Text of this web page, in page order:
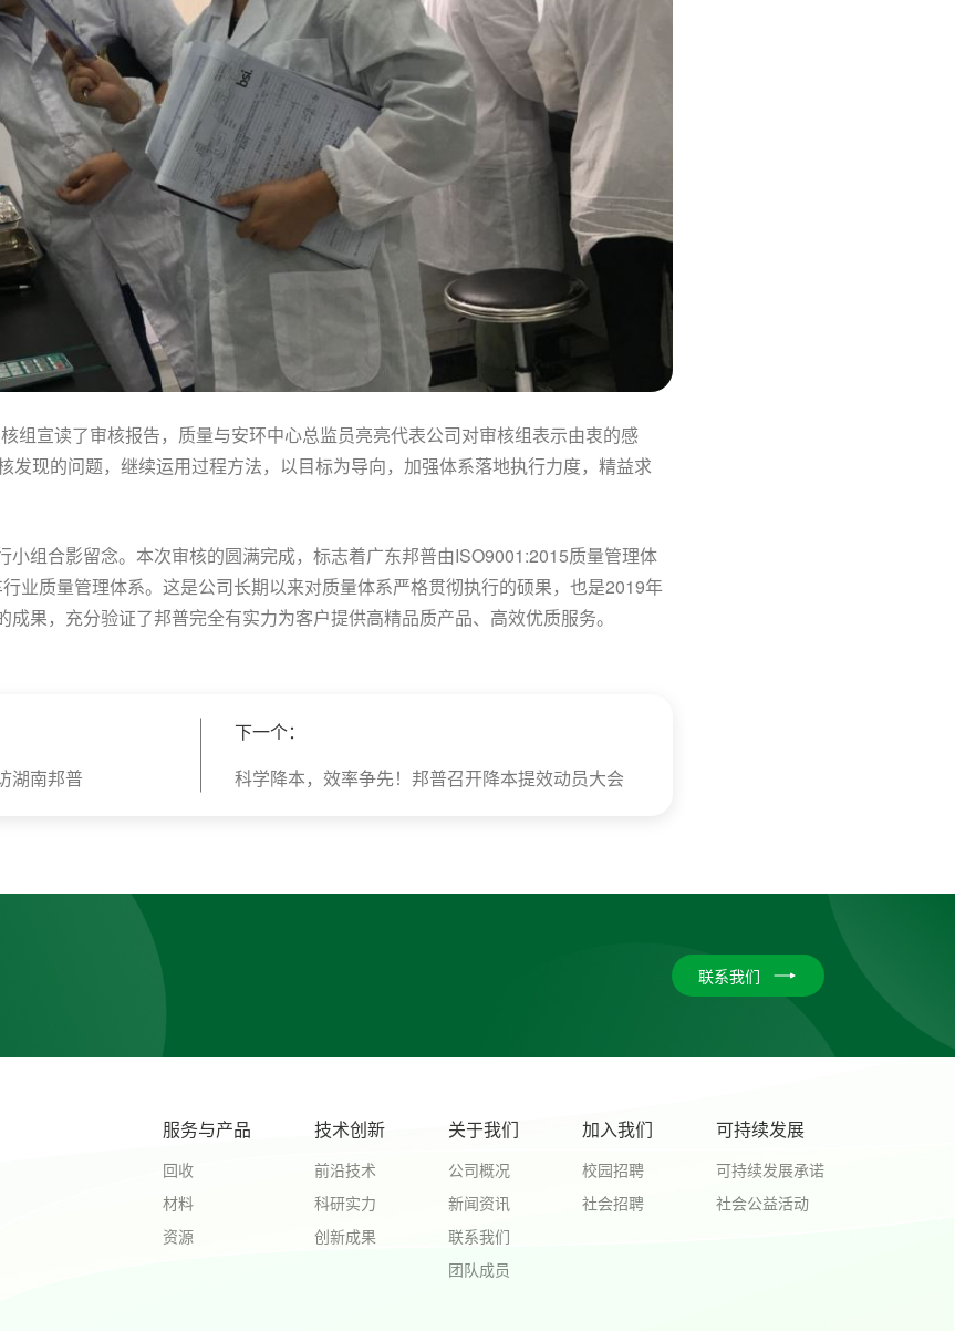
组宣读了审核报告，质量与安环中心总监员亮亮代表公司对审核组表示由衷的感
发现的问题，继续运用过程方法，以目标为导向，加强体系落地执行力度，精益求
小组合影留念。本次审核的圆满完成，标志着广东邦普由ISO9001:2015质量管理体
业质量管理体系。这是公司长期以来对质量体系严格贯彻执行的硕果，也是2019年
果，充分验证了邦普完全有实力为客户提供高精品质产品、高效优质服务。
湖南邦普
下一个：
科学降本，效率争先！邦普召开降本提效动员大会
联系我们
服务与产品
回收
材料
资源
技术创新
前沿技术
科研实力
创新成果
关于我们
公司概况
新闻资讯
联系我们
团队成员
加入我们
校园招聘
社会招聘
可持续发展
可持续发展承诺
社会公益活动